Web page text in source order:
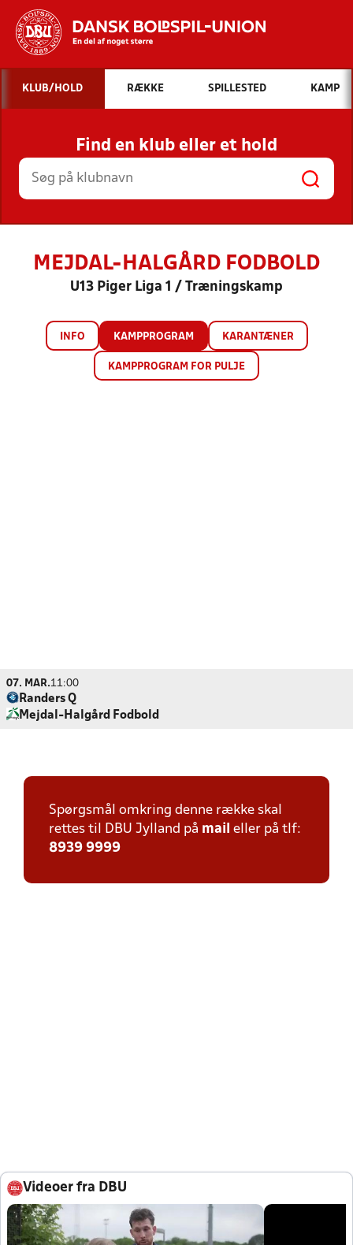
Hvad vil du søge efter?
INDHOLD OG NYHEDER
STILLINGER, RESULTATER, KLUBBER OG
HOLD
KLUB/HOLD RÆKKE SPILLESTED KAMP
Find en klub eller et hold
MEJDAL-HALGÅRD FODBOLD
U13 Piger Liga 1 / Træningskamp
INFO KAMPPROGRAM KARANTÆNER
KAMPPROGRAM FOR PULJE
07. MAR.11:00
Randers Q
Mejdal-Halgård Fodbold
Spørgsmål omkring denne række skal
rettes til DBU Jylland på mail eller på tlf:
8939 9999
Videoer fra DBU